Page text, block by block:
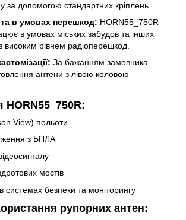
за допомогою стандартних кріплень.
в умовах перешкод: HORN55_750R
в умовах міських забудов та інших
рівнем радіоперешкод.
За бажанням замовника
антени з лівою коловою
HORN55_750R:
View) польоти
з БПЛА
мостів
системах безпеки та моніторингу
рупорних антен: